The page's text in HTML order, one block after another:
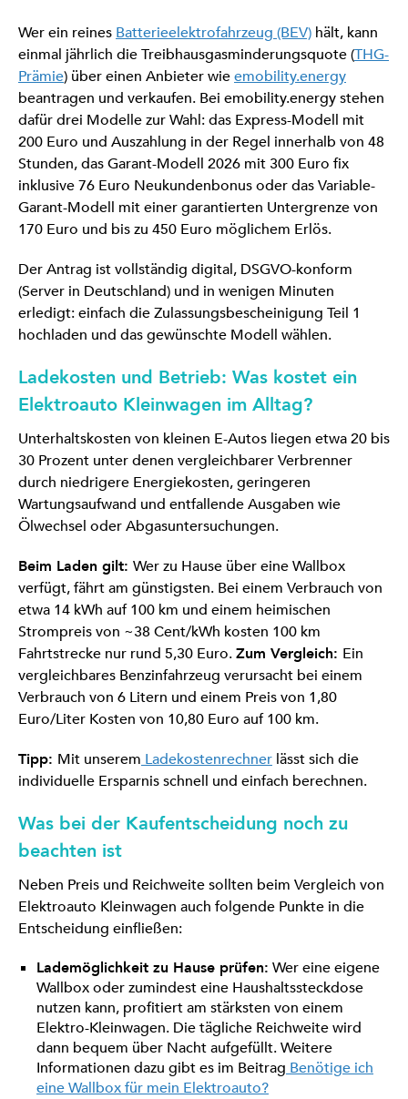
Wer ein reines Batterieelektrofahrzeug (BEV) hält, kann
einmal jährlich die Treibhausgasminderungsquote (THG-
Prämie) über einen Anbieter wieemobility.energy
beantragen und verkaufen. Bei emobility.energy stehen
dafür drei Modelle zur Wahl: das Express-Modell mit
200 Euro und Auszahlung in der Regel innerhalb von 48
Stunden, das Garant-Modell 2026 mit 300 Euro fix
inklusive 76 Euro Neukundenbonus oder das Variable-
Garant-Modell mit einer garantierten Untergrenze von
170 Euro und bis zu 450 Euro möglichem Erlös.
Der Antrag ist vollständig digital, DSGVO-konform
(Server in Deutschland) und in wenigen Minuten
erledigt: einfach die Zulassungsbescheinigung Teil 1
hochladen und das gewünschte Modell wählen.
Ladekosten und Betrieb: Was kostet ein
Elektroauto Kleinwagen im Alltag?
Unterhaltskosten von kleinen E-Autos liegen etwa 20 bis
30 Prozent unter denen vergleichbarer Verbrenner
durch niedrigere Energiekosten, geringeren
Wartungsaufwand und entfallende Ausgaben wie
Ölwechsel oder Abgasuntersuchungen.
Beim Laden gilt: Wer zu Hause über eine Wallbox
verfügt, fährt am günstigsten. Bei einem Verbrauch von
etwa 14 kWh auf 100 km und einem heimischen
Strompreis von ~38 Cent/kWh kosten 100 km
Fahrtstrecke nur rund 5,30 Euro.Zum Vergleich: Ein
vergleichbares Benzinfahrzeug verursacht bei einem
Verbrauch von 6 Litern und einem Preis von 1,80
Euro/Liter Kosten von 10,80 Euro auf 100 km.
Tipp: Mit unserem Ladekostenrechner lässt sich die
individuelle Ersparnis schnell und einfach berechnen.
Was bei der Kaufentscheidung noch zu
beachten ist
Neben Preis und Reichweite sollten beim Vergleich von
Elektroauto Kleinwagen auch folgende Punkte in die
Entscheidung einfließen:
Lademöglichkeit zu Hause prüfen: Wer eine eigene
Wallbox oder zumindest eine Haushaltssteckdose
nutzen kann, profitiert am stärksten von einem
Elektro-Kleinwagen. Die tägliche Reichweite wird
dann bequem über Nacht aufgefüllt. Weitere
Informationen dazu gibt es im Beitrag Benötige ich
eine Wallbox für mein Elektroauto?